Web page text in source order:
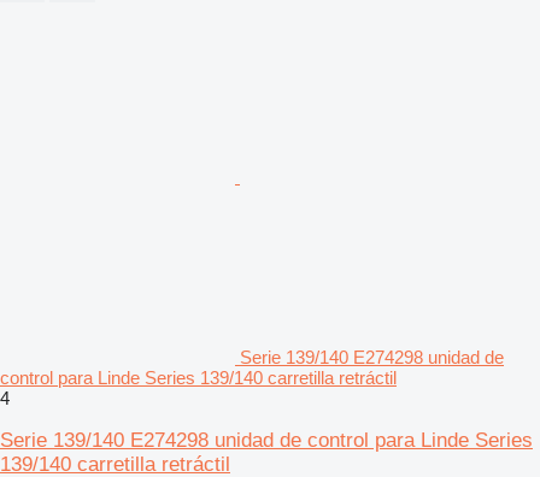
Serie 139/140 E274298 unidad de
control para Linde Series 139/140 carretilla retráctil
4
Serie 139/140 E274298 unidad de control para Linde Series
139/140 carretilla retráctil